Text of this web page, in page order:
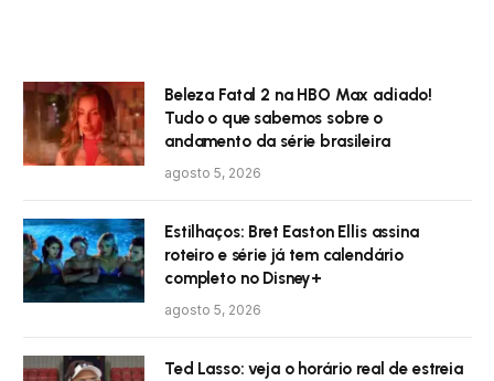
Beleza Fatal 2 na HBO Max adiado!
Tudo o que sabemos sobre o
andamento da série brasileira
agosto 5, 2026
Estilhaços: Bret Easton Ellis assina
roteiro e série já tem calendário
completo no Disney+
agosto 5, 2026
Ted Lasso: veja o horário real de estreia